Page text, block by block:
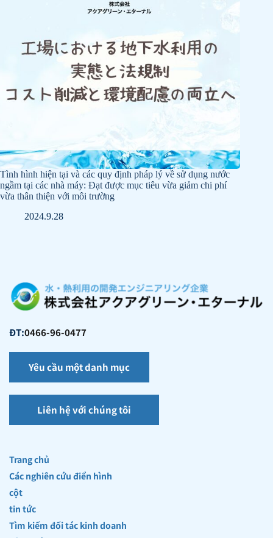
Tình hình hiện tại và các quy định pháp lý về sử dụng nước
ngầm tại các nhà máy: Đạt được mục tiêu vừa giảm chi phí
vừa thân thiện với môi trường
2024.9.28
ĐT:0466-96-0477
Yêu cầu một danh mục
Liên hệ với chúng tôi
Trang chủ
Các nghiên cứu điển hình
cột
tin tức
Tìm kiếm đối tác kinh doanh